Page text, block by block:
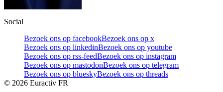
Social
Bezoek ons op facebookBezoek ons op x
Bezoek ons op linkedinBezoek ons op youtube
Bezoek ons op rss-feedBezoek ons op instagram
Bezoek ons op mastodonBezoek ons op telegram
Bezoek ons op blueskyBezoek ons op threads
© 2026 Euractiv FR